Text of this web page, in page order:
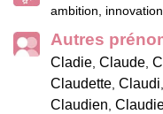
ambition,
Autres
Cladie, Claude,
Claudette, Claudi,
Claudien,